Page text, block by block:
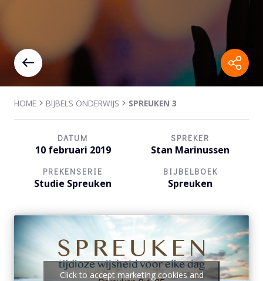
HOME BIJBELS ONDERWIJS SPREUKEN 3
DATUM
10 februari 2019
SPREKER
Stan Marinussen
PREKENSERIE
Studie Spreuken
BIJBELBOEK
Spreuken
Click to accept marketing cookies and